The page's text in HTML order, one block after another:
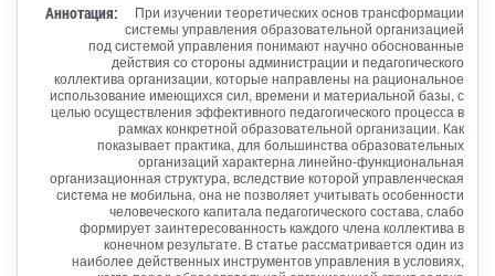
Аннотация:
При изучении теоретических основ трансформации
системы управления образовательной организацией
под системой управления понимают научно обоснованные
действия со стороны администрации и педагогического
коллектива организации, которые направлены на рациональное
использование имеющихся сил, времени и материальной базы, с
целью осуществления эффективного педагогического процесса в
рамках конкретной образовательной организации. Как
показывает практика, для большинства образовательных
организаций характерна линейно-функциональная
организационная структура, вследствие которой управленческая
система не мобильна, она не позволяет учитывать особенности
человеческого капитала педагогического состава, слабо
формирует заинтересованность каждого члена коллектива в
конечном результате. В статье рассматривается один из
наиболее действенных инструментов управления в условиях,